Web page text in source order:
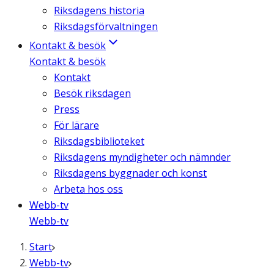
Riksdagens historia
Riksdagsförvaltningen
Kontakt & besök
Kontakt & besök
Kontakt
Besök riksdagen
Press
För lärare
Riksdagsbiblioteket
Riksdagens myndigheter och nämnder
Riksdagens byggnader och konst
Arbeta hos oss
Webb-tv
Webb-tv
Start
Webb-tv